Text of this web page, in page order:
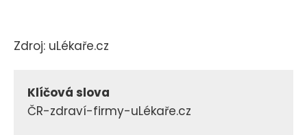
Zdroj: uLékaře.cz
Klíčová slova
ČR-zdraví-firmy-uLékaře.cz